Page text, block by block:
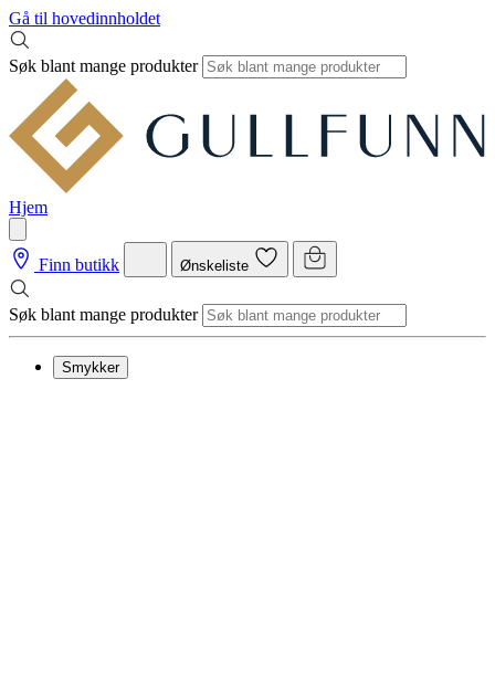
Gå til hovedinnholdet
Søk blant mange produkter
Hjem
Finn butikk Ønskeliste
Søk blant mange produkter
Smykker